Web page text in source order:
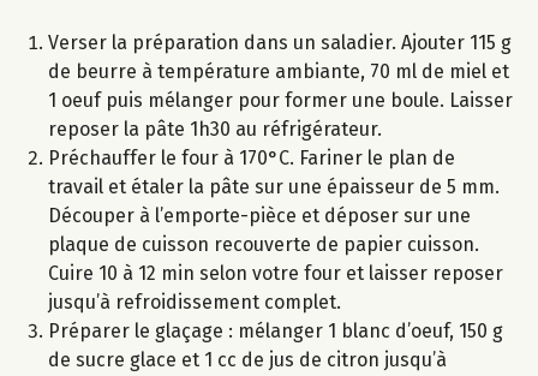
Verser la préparation dans un saladier. Ajouter 115 g
de beurre à température ambiante, 70 ml de miel et
1 oeuf puis mélanger pour former une boule. Laisser
reposer la pâte 1h30 au réfrigérateur.
Préchauffer le four à 170°C. Fariner le plan de
travail et étaler la pâte sur une épaisseur de 5 mm.
Découper à l’emporte-pièce et déposer sur une
plaque de cuisson recouverte de papier cuisson.
Cuire 10 à 12 min selon votre four et laisser reposer
jusqu’à refroidissement complet.
Préparer le glaçage : mélanger 1 blanc d’oeuf, 150 g
de sucre glace et 1 cc de jus de citron jusqu’à